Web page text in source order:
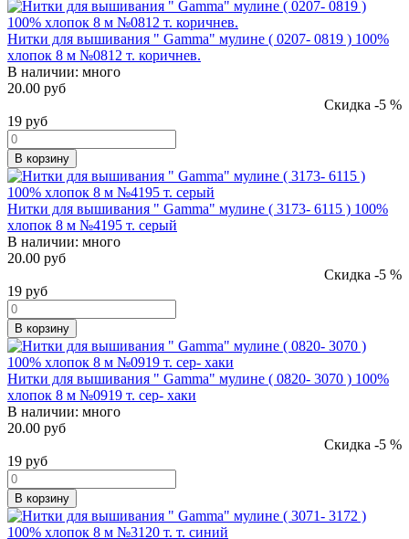
Нитки для вышивания " Gamma" мулине ( 0207- 0819 ) 100%
хлопок 8 м №0812 т. коричнев.
В наличии: много
20.00 руб
Скидка -5 %
19 руб
В корзину
Нитки для вышивания " Gamma" мулине ( 3173- 6115 ) 100%
хлопок 8 м №4195 т. серый
В наличии: много
20.00 руб
Скидка -5 %
19 руб
В корзину
Нитки для вышивания " Gamma" мулине ( 0820- 3070 ) 100%
хлопок 8 м №0919 т. сер- хаки
В наличии: много
20.00 руб
Скидка -5 %
19 руб
В корзину